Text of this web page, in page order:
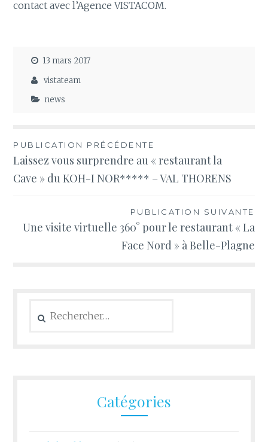
contact avec l’Agence VISTACOM.
13 mars 2017
vistateam
news
Navigation
de
PUBLICATION PRÉCÉDENTE
Laissez vous surprendre au « restaurant la
Cave » du KOH-I NOR***** – VAL THORENS
PUBLICATION SUIVANTE
Une visite virtuelle 360° pour le restaurant « La
Face Nord » à Belle-Plagne
Catégories